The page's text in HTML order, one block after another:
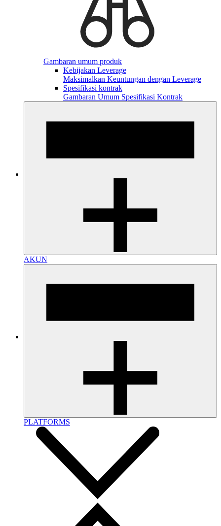
Gambaran umum produk
Kebijakan Leverage
Maksimalkan Keuntungan dengan Leverage
Spesifikasi kontrak
Gambaran Umum Spesifikasi Kontrak
AKUN
PLATFORMS